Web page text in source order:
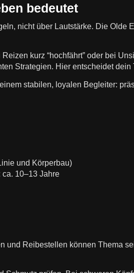
bedeutet
nicht über Lautstärke. Die
kurz “hochfährt” oder bei
Strategien. Hier entscheidet
stabilen, loyalen Begleiter:
und Körperbau)
10–13 Jahre
und Reibestellen können Thema